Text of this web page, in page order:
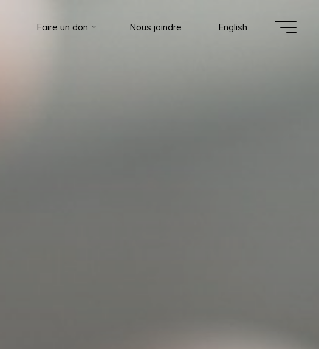
Faire un don Nous joindre English